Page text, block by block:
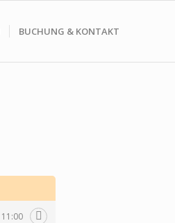
BUCHUNG & KONTAKT
11:00